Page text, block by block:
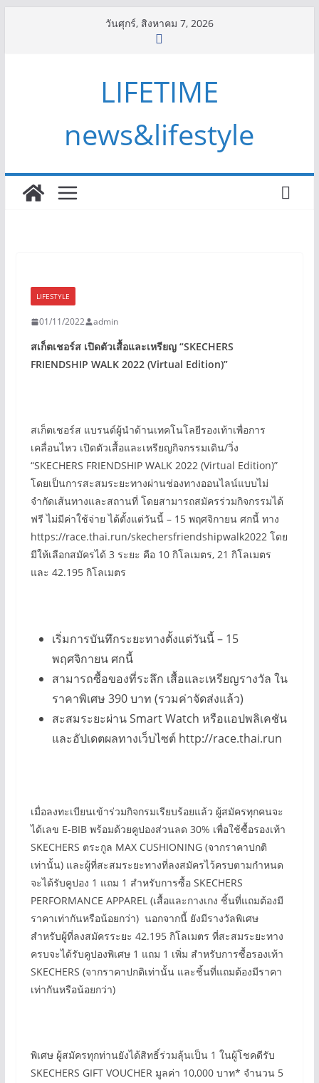
วันศุกร์, สิงหาคม 7, 2026
LIFETIME
news&lifestyle
LIFESTYLE
01/11/2022 admin
สเก็ตเชอร์ส เปิดตัวเสื้อและเหรียญ “SKECHERS
FRIENDSHIP WALK 2022 (Virtual Edition)”
สเก็ตเชอร์ส แบรนด์ผู้นำด้านเทคโนโลยีรองเท้าเพื่อการ
เคลื่อนไหว เปิดตัวเสื้อและเหรียญกิจกรรมเดิน/วิ่ง
“SKECHERS FRIENDSHIP WALK 2022 (Virtual Edition)”
โดยเป็นการสะสมระยะทางผ่านช่องทางออนไลน์แบบไม่
จำกัดเส้นทางและสถานที่ โดยสามารถสมัครร่วมกิจกรรมได้
ฟรี ไม่มีค่าใช้จ่าย ได้ตั้งแต่วันนี้ – 15 พฤศจิกายน ศกนี้ ทาง
https://race.thai.run/skechersfriendshipwalk2022 โดย
มีให้เลือกสมัครได้ 3 ระยะ คือ 10 กิโลเมตร, 21 กิโลเมตร
และ 42.195 กิโลเมตร
เริ่มการบันทึกระยะทางตั้งแต่วันนี้ – 15
พฤศจิกายน ศกนี้
สามารถซื้อของที่ระลึก เสื้อและเหรียญรางวัล ใน
ราคาพิเศษ 390 บาท (รวมค่าจัดส่งแล้ว)
สะสมระยะผ่าน Smart Watch หรือแอปพลิเคชัน
และอัปเดตผลทางเว็บไซต์ http://race.thai.run
เมื่อลงทะเบียนเข้าร่วมกิจกรมเรียบร้อยแล้ว ผู้สมัครทุกคนจะ
ได้เลข E-BIB พร้อมด้วยคูปองส่วนลด 30% เพื่อใช้ซื้อรองเท้า
SKECHERS ตระกูล MAX CUSHIONING (จากราคาปกติ
เท่านั้น) และผู้ที่สะสมระยะทางที่ลงสมัครไว้ครบตามกำหนด
จะได้รับคูปอง 1 แถม 1 สำหรับการซื้อ SKECHERS
PERFORMANCE APPAREL (เสื้อและกางเกง ชิ้นที่แถมต้องมี
ราคาเท่ากันหรือน้อยกว่า) นอกจากนี้ ยังมีรางวัลพิเศษ
สำหรับผู้ที่ลงสมัครระยะ 42.195 กิโลเมตร ที่สะสมระยะทาง
ครบจะได้รับคูปองพิเศษ 1 แถม 1 เพิ่ม สำหรับการซื้อรองเท้า
SKECHERS (จากราคาปกติเท่านั้น และชิ้นที่แถมต้องมีราคา
เท่ากันหรือน้อยกว่า)
พิเศษ ผู้สมัครทุกท่านยังได้สิทธิ์ร่วมลุ้นเป็น 1 ในผู้โชคดีรับ
SKECHERS GIFT VOUCHER มูลค่า 10,000 บาท* จำนวน 5